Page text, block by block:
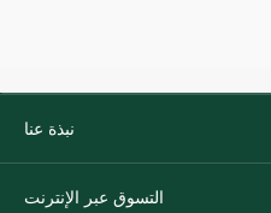
نبذة عنا
التسوق عبر الإنترنت